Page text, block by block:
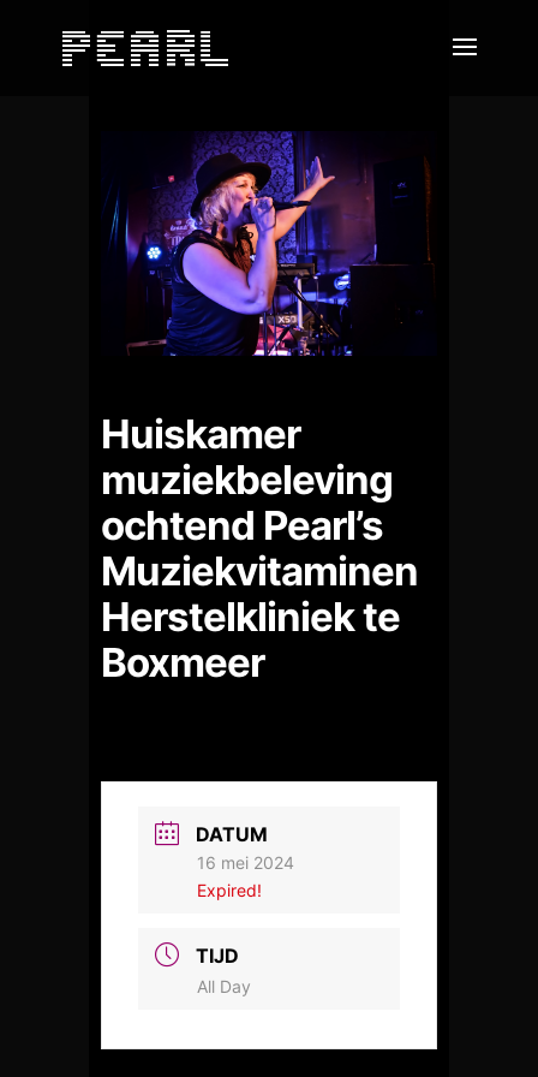
Huiskamer
muziekbeleving
ochtend Pearl’s
Muziekvitaminen
Herstelkliniek te
Boxmeer
DATUM
16 mei 2024
Expired!
TIJD
All Day